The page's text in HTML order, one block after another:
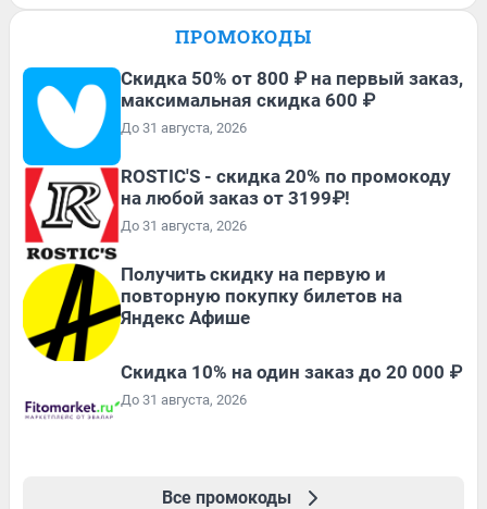
ПРОМОКОДЫ
Скидка 50% от 800 ₽ на первый заказ,
максимальная скидка 600 ₽
До 31 августа, 2026
ROSTIC'S - скидка 20% по промокоду
на любой заказ от 3199₽!
До 31 августа, 2026
Получить скидку на первую и
повторную покупку билетов на
Яндекс Афише
Скидка 10% на один заказ до 20 000 ₽
До 31 августа, 2026
Все промокоды